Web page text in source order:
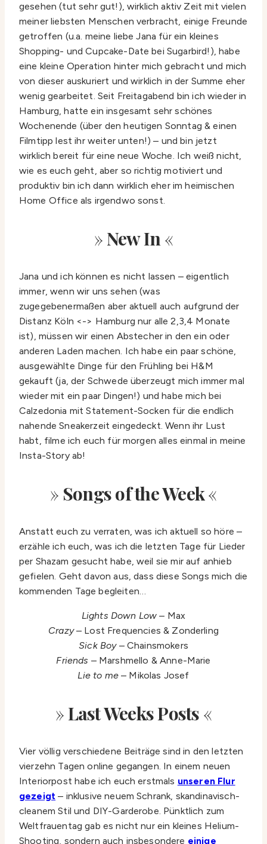
gesehen (tut sehr gut!), wirklich aktiv Zeit mit vielen
meiner liebsten Menschen verbracht, einige Freunde
getroffen (u.a. meine liebe Jana für ein kleines
Shopping- und Cupcake-Date bei Sugarbird!), habe
eine kleine Operation hinter mich gebracht und mich
von dieser auskuriert und wirklich in der Summe eher
wenig gearbeitet. Seit Freitagabend bin ich wieder in
Hamburg, hatte ein insgesamt sehr schönes
Wochenende (über den heutigen Sonntag & einen
Filmtipp lest ihr weiter unten!) – und bin jetzt
wirklich bereit für eine neue Woche. Ich weiß nicht,
wie es euch geht, aber so richtig motiviert und
produktiv bin ich dann wirklich eher im heimischen
Home Office als irgendwo sonst.
»New In«
Jana und ich können es nicht lassen – eigentlich
immer, wenn wir uns sehen (was
zugegebenermaßen aber aktuell auch aufgrund der
Distanz Köln <-> Hamburg nur alle 2,3,4 Monate
ist), müssen wir einen Abstecher in den ein oder
anderen Laden machen. Ich habe ein paar schöne,
ausgewählte Dinge für den Frühling bei H&M
gekauft (ja, der Schwede überzeugt mich immer mal
wieder mit ein paar Dingen!) und habe mich bei
Calzedonia mit Statement-Socken für die endlich
nahende Sneakerzeit eingedeckt. Wenn ihr Lust
habt, filme ich euch für morgen alles einmal in meine
Insta-Story ab!
» Songs of the Week«
Anstatt euch zu verraten, was ich aktuell so höre –
erzähle ich euch, was ich die letzten Tage für Lieder
per Shazam gesucht habe, weil sie mir auf anhieb
gefielen. Geht davon aus, dass diese Songs mich die
kommenden Tage begleiten…
Lights Down Low – Max
Crazy– Lost Frequencies & Zonderling
Sick Boy – Chainsmokers
Friends – Marshmello & Anne-Marie
Lie to me– Mikolas Josef
»Last Weeks Posts «
Vier völlig verschiedene Beiträge sind in den letzten
vierzehn Tagen online gegangen. In einem neuen
Interiorpost habe ich euch erstmals unseren Flur
gezeigt – inklusive neuem Schrank, skandinavisch-
cleanem Stil und DIY-Garderobe. Pünktlich zum
Weltfrauentag gab es nicht nur ein kleines Helium-
Shooting, sondern auch insbesondere einige